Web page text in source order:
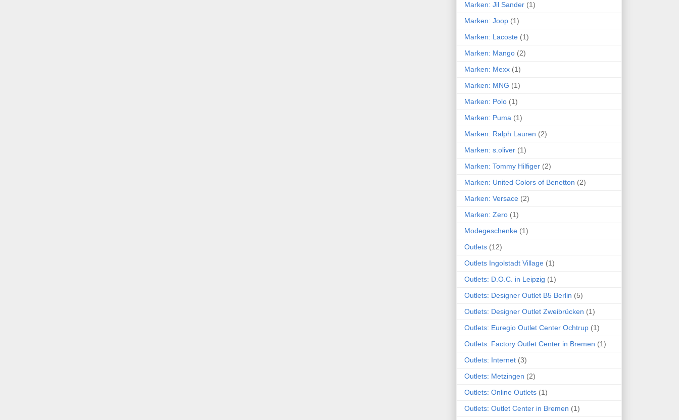
Marken: Jil Sander (1)
Marken: Joop (1)
Marken: Lacoste (1)
Marken: Mango (2)
Marken: Mexx (1)
Marken: MNG (1)
Marken: Polo (1)
Marken: Puma (1)
Marken: Ralph Lauren (2)
Marken: s.oliver (1)
Marken: Tommy Hilfiger (2)
Marken: United Colors of Benetton (2)
Marken: Versace (2)
Marken: Zero (1)
Modegeschenke (1)
Outlets (12)
Outlets Ingolstadt Village (1)
Outlets: D.O.C. in Leipzig (1)
Outlets: Designer Outlet B5 Berlin (5)
Outlets: Designer Outlet Zweibrücken (1)
Outlets: Euregio Outlet Center Ochtrup (1)
Outlets: Factory Outlet Center in Bremen (1)
Outlets: Internet (3)
Outlets: Metzingen (2)
Outlets: Online Outlets (1)
Outlets: Outlet Center in Bremen (1)